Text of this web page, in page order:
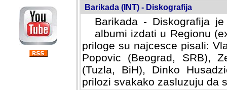
Barikada (INT) - Diskografija
Barikada - Diskografija
albumi izdati u Regionu
priloge su najcesce pisali:
Popovic (Beograd, SRB),
(Tuzla, BiH), Dinko
prilozi svakako zasluzuju da